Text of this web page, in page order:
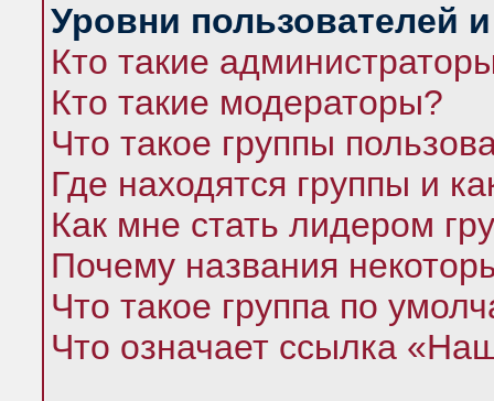
Уровни пользователей
Кто такие
Кто такие модераторы?
Что такое группы
Где находятся группы и
Как мне стать лидером
Почему названия
Что такое группа по
Что означает ссылка